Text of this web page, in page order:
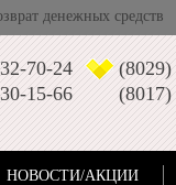
денежных средств
70-24
15-66
(8017)
НОВОСТИ/АКЦИИ